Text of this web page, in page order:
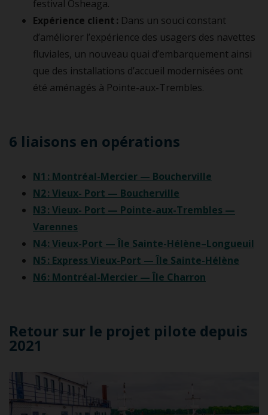
festival Osheaga.
Expérience client : Dans un souci constant
d’améliorer l’expérience des usagers des navettes
fluviales, un nouveau quai d’embarquement ainsi
que des installations d’accueil modernisées ont
été aménagés à Pointe-aux-Trembles.
6 liaisons en opérations
N1 : Montréal-Mercier — Boucherville
N2 : Vieux- Port — Boucherville
N3 : Vieux- Port — Pointe-aux-Trembles —
Varennes
N4 : Vieux-Port — Île Sainte-Hélène–Longueuil
N5 : Express Vieux-Port — Île Sainte-Hélène
N6 : Montréal-Mercier — Île Charron
Retour sur le projet pilote depuis
2021